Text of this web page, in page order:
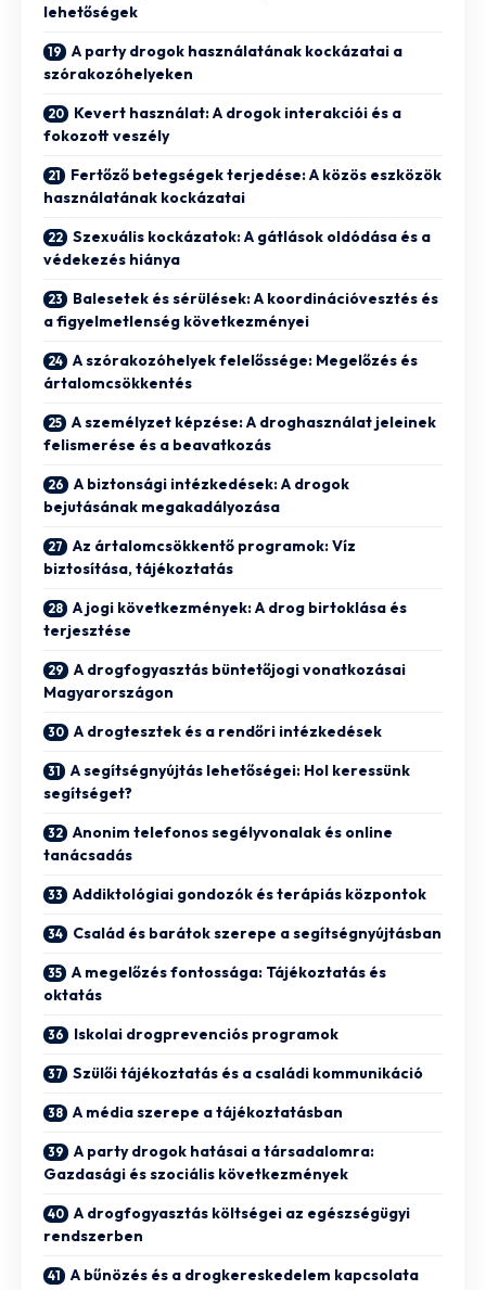
lehetőségek
A party drogok használatának kockázatai a
szórakozóhelyeken
Kevert használat: A drogok interakciói és a
fokozott veszély
Fertőző betegségek terjedése: A közös eszközök
használatának kockázatai
Szexuális kockázatok: A gátlások oldódása és a
védekezés hiánya
Balesetek és sérülések: A koordinációvesztés és
a figyelmetlenség következményei
A szórakozóhelyek felelőssége: Megelőzés és
ártalomcsökkentés
A személyzet képzése: A droghasználat jeleinek
felismerése és a beavatkozás
A biztonsági intézkedések: A drogok
bejutásának megakadályozása
Az ártalomcsökkentő programok: Víz
biztosítása, tájékoztatás
A jogi következmények: A drog birtoklása és
terjesztése
A drogfogyasztás büntetőjogi vonatkozásai
Magyarországon
A drogtesztek és a rendőri intézkedések
A segítségnyújtás lehetőségei: Hol keressünk
segítséget?
Anonim telefonos segélyvonalak és online
tanácsadás
Addiktológiai gondozók és terápiás központok
Család és barátok szerepe a segítségnyújtásban
A megelőzés fontossága: Tájékoztatás és
oktatás
Iskolai drogprevenciós programok
Szülői tájékoztatás és a családi kommunikáció
A média szerepe a tájékoztatásban
A party drogok hatásai a társadalomra:
Gazdasági és szociális következmények
A drogfogyasztás költségei az egészségügyi
rendszerben
A bűnözés és a drogkereskedelem kapcsolata